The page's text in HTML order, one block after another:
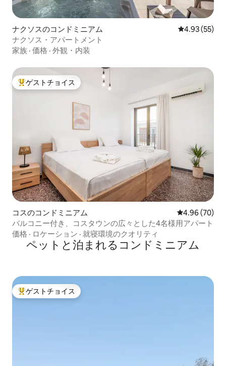
ナクソスのコンドミニアム レビュー55
4.93 (55)
ナクソス・アパートメント
家族 · 価格 · 外観・内装
大好評のゲストチョイスです。
ゲストチョイス
コスのコンドミニアム レビュー70
4.96 (70)
バルコニー付き、コスタウンの広々とした4名様用アパート
価格 · ロケーション · 就寝環境のクオリティ
ペットと泊まれるコンドミニアム
大好評のゲストチョイスです。
ゲストチョイス